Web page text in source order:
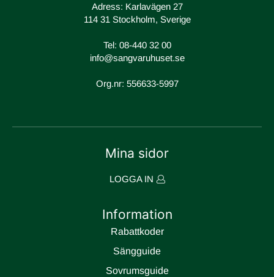
Adress: Karlavägen 27
114 31 Stockholm, Sverige
Tel: 08-440 32 00
info@sangvaruhuset.se
Org.nr: 556633-5997
Mina sidor
LOGGA IN
Information
Rabattkoder
Sängguide
Sovrumsguide